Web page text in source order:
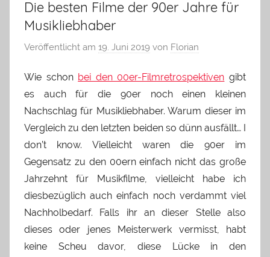
Die besten Filme der 90er Jahre für
Musikliebhaber
Veröffentlicht am 19. Juni 2019 von Florian
Wie schon bei den 00er-Filmretrospektiven gibt
es auch für die 90er noch einen kleinen
Nachschlag für Musikliebhaber. Warum dieser im
Vergleich zu den letzten beiden so dünn ausfällt… I
don’t know. Vielleicht waren die 90er im
Gegensatz zu den 00ern einfach nicht das große
Jahrzehnt für Musikfilme, vielleicht habe ich
diesbezüglich auch einfach noch verdammt viel
Nachholbedarf. Falls ihr an dieser Stelle also
dieses oder jenes Meisterwerk vermisst, habt
keine Scheu davor, diese Lücke in den